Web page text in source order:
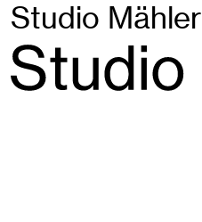
Studio Mähler